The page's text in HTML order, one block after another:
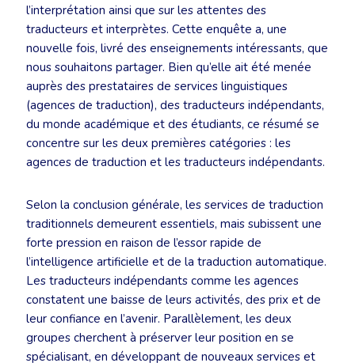
l’interprétation ainsi que sur les attentes des
traducteurs et interprètes. Cette enquête a, une
nouvelle fois, livré des enseignements intéressants, que
nous souhaitons partager. Bien qu’elle ait été menée
auprès des prestataires de services linguistiques
(agences de traduction), des traducteurs indépendants,
du monde académique et des étudiants, ce résumé se
concentre sur les deux premières catégories : les
agences de traduction et les traducteurs indépendants.
Selon la conclusion générale, les services de traduction
traditionnels demeurent essentiels, mais subissent une
forte pression en raison de l’essor rapide de
l’intelligence artificielle et de la traduction automatique.
Les traducteurs indépendants comme les agences
constatent une baisse de leurs activités, des prix et de
leur confiance en l’avenir. Parallèlement, les deux
groupes cherchent à préserver leur position en se
spécialisant, en développant de nouveaux services et